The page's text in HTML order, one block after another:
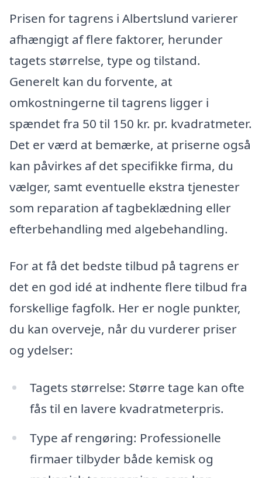
Prisen for tagrens i Albertslund varierer
afhængigt af flere faktorer, herunder
tagets størrelse, type og tilstand.
Generelt kan du forvente, at
omkostningerne til tagrens ligger i
spændet fra 50 til 150 kr. pr. kvadratmeter.
Det er værd at bemærke, at priserne også
kan påvirkes af det specifikke firma, du
vælger, samt eventuelle ekstra tjenester
som reparation af tagbeklædning eller
efterbehandling med algebehandling.
For at få det bedste tilbud på tagrens er
det en god idé at indhente flere tilbud fra
forskellige fagfolk. Her er nogle punkter,
du kan overveje, når du vurderer priser
og ydelser:
Tagets størrelse: Større tage kan ofte
fås til en lavere kvadratmeterpris.
Type af rengøring: Professionelle
firmaer tilbyder både kemisk og